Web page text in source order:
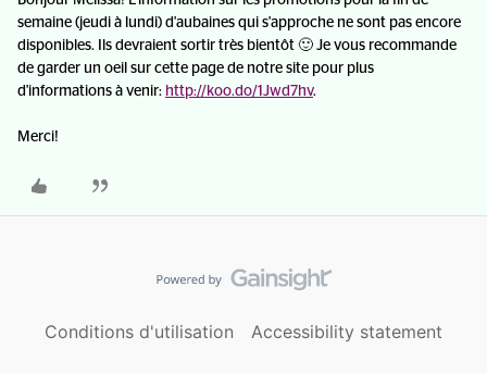
semaine (jeudi à lundi) d'aubaines qui s'approche ne sont pas encore
disponibles. Ils devraient sortir très bientôt 🙂 Je vous recommande
de garder un oeil sur cette page de notre site pour plus
d'informations à venir: http://koo.do/1Jwd7hv.
Merci!
Conditions d'utilisation Accessibility statement